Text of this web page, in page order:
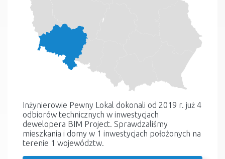
Inżynierowie Pewny Lokal dokonali od 2019 r. już 4
odbiorów technicznych w inwestycjach
dewelopera BIM Project. Sprawdzaliśmy
mieszkania i domy w 1 inwestycjach położonych na
terenie 1 województw.